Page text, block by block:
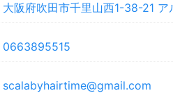
大阪府吹田市千里山西1-38-21 ア
0663895515
scalabyhairtime@gmail.com